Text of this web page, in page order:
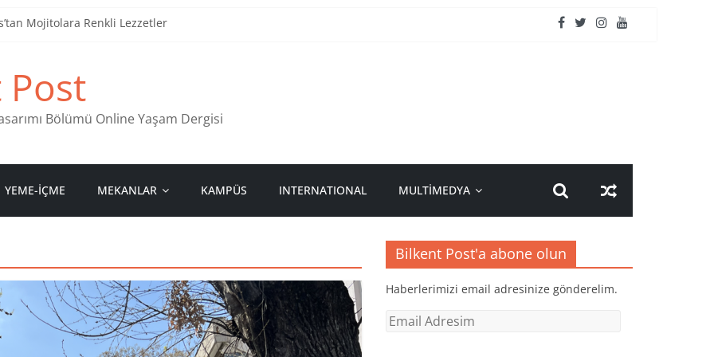
Mojitolara Renkli Lezzetler
Stamps in Ankara
Bölümü Online Yaşam Dergisi
YEME-İÇME MEKANLAR KAMPÜS INTERNATIONAL MULTİMEDYA
Bilkent Post'a abone olun
Haberlerimizi email adresinize gönderelim.
Email